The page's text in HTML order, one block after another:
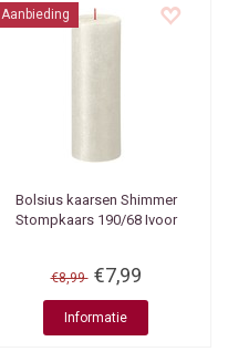
Aanbieding
Bolsius kaarsen Shimmer
Stompkaars 190/68 Ivoor
€8,99 €7,99
Informatie